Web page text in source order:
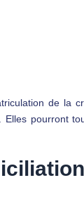
de la
Elles pourront